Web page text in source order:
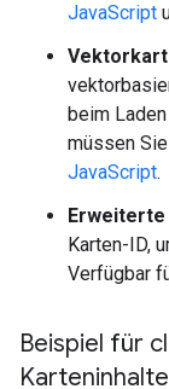
JavaScript
beim
müssen
JavaScript.
Karten-ID,
Verfügbar
Beispiel für